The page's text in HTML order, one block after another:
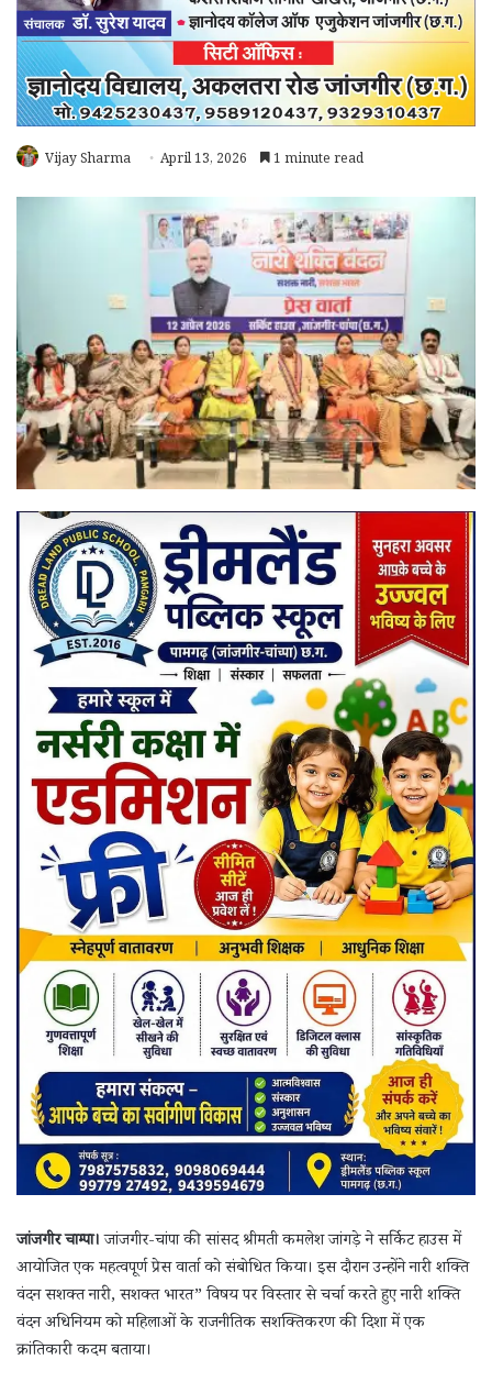
Vijay Sharma April 13, 2026 1 minute read
जांजगीर चाम्पा।जांजगीर-चांपा की सांसद श्रीमती कमलेश जांगड़े ने सर्किट हाउस में
आयोजित एक महत्वपूर्ण प्रेस वार्ता को संबोधित किया। इस दौरान उन्होंने नारी शक्ति
वंदन सशक्त नारी, सशक्त भारत” विषय पर विस्तार से चर्चा करते हुए नारी शक्ति
वंदन अधिनियम को महिलाओं के राजनीतिक सशक्तिकरण की दिशा में एक
क्रांतिकारी कदम बताया।